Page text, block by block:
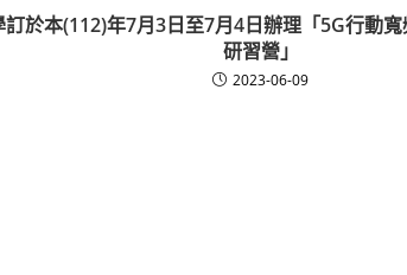
於本(112)年7月3日至7月4日辦理「5G行動
研習營」
2023-06-09